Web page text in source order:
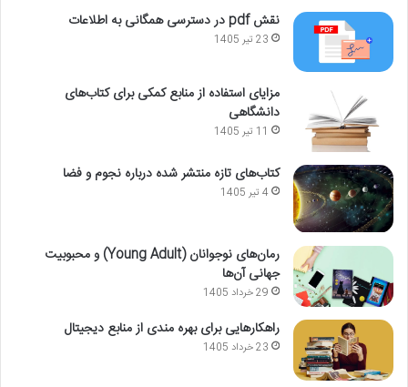
نقش pdf در دسترسی همگانی به اطلاعات
23 تیر 1405
مزایای استفاده از منابع کمکی برای کتاب‌های
دانشگاهی
11 تیر 1405
کتاب‌های تازه منتشر شده درباره نجوم و فضا
4 تیر 1405
رمان‌های نوجوانان (Young Adult) و محبوبیت
جهانی آن‌ها
29 خرداد 1405
راهکارهایی برای بهره مندی از منابع دیجیتال
23 خرداد 1405